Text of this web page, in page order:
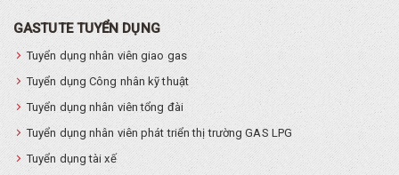
GASTUTE TUYỂN DỤNG
Tuyển dụng nhân viên giao gas
Tuyển dụng Công nhân kỹ thuật
Tuyển dụng nhân viên tổng đài
Tuyển dụng nhân viên phát triển thị trường GAS LPG
Tuyển dụng tài xế